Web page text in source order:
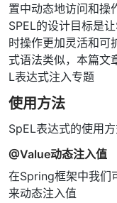
置中动态地访问和操
SPEL的设计目标是
时操作更加灵活和可
式语法类似，本篇文
L表达式注入专题
使用方法
SpEL表达式的使用方
@Value动态注入值
在Spring框架中我们
来动态注入值